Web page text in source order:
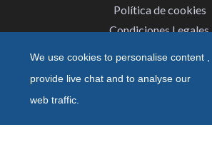
Política de cookies
Condiciones Legales‌
We use cookies to personalise content ,
provide live chat and to analyse our
web traffic.